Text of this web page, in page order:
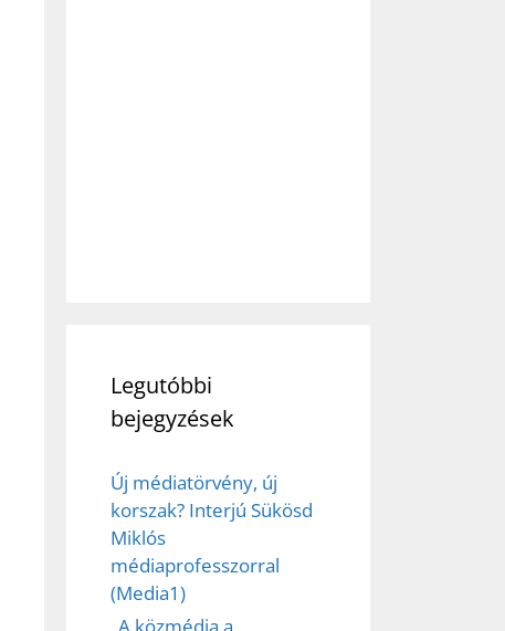
Legutóbbi
bejegyzések
Új médiatörvény, új
korszak? Interjú Sükösd
Miklós
médiaprofesszorral
(Media1)